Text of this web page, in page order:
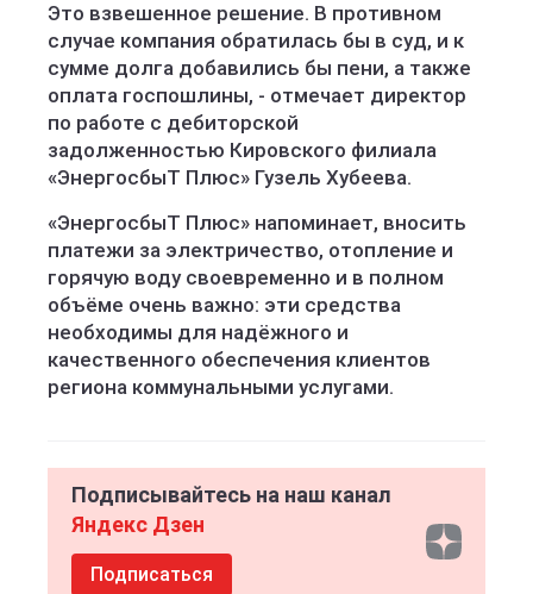
Это взвешенное решение. В противном
случае компания обратилась бы в суд, и к
сумме долга добавились бы пени, а также
оплата госпошлины, - отмечает директор
по работе с дебиторской
задолженностью Кировского филиала
«ЭнергосбыТ Плюс» Гузель Хубеева.
«ЭнергосбыТ Плюс» напоминает, вносить
платежи за электричество, отопление и
горячую воду своевременно и в полном
объёме очень важно: эти средства
необходимы для надёжного и
качественного обеспечения клиентов
региона коммунальными услугами.
Подписывайтесь на наш канал
Яндекс Дзен
Подписаться